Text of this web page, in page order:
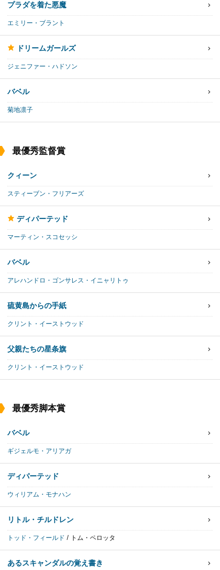
プラダを着た悪魔
エミリー・ブラント
ドリームガールズ
ジェニファー・ハドソン
バベル
菊地凛子
最優秀監督賞
クィーン
スティーブン・フリアーズ
ディパーテッド
マーティン・スコセッシ
バベル
アレハンドロ・ゴンサレス・イニャリトゥ
硫黄島からの手紙
クリント・イーストウッド
父親たちの星条旗
クリント・イーストウッド
最優秀脚本賞
バベル
ギジェルモ・アリアガ
ディパーテッド
ウィリアム・モナハン
リトル・チルドレン
トッド・フィールド / トム・ペロッタ
あるスキャンダルの覚え書き